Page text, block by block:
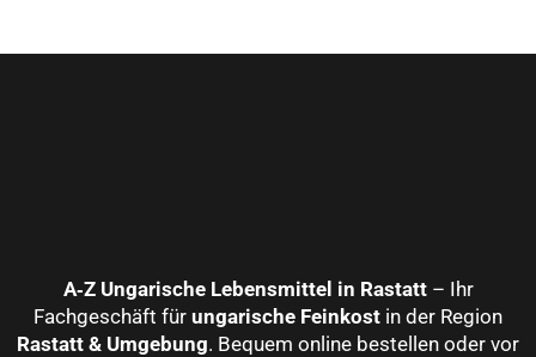
A‑Z Ungarische Lebensmittel in Rastatt– Ihr
Fachgeschäft für ungarische Feinkost in der Region
Rastatt & Umgebung. Bequem online bestellen oder vor